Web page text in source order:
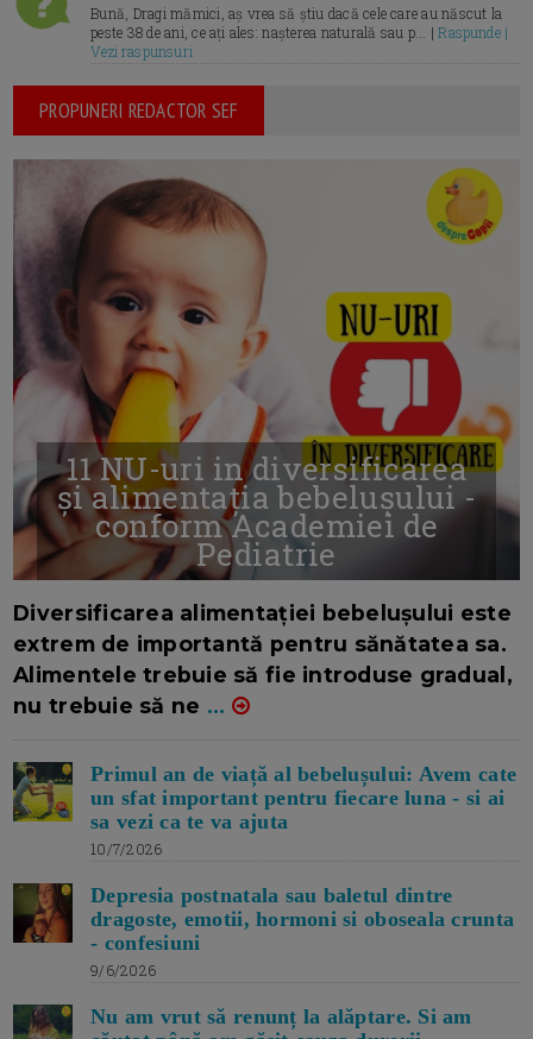
Bună, Dragi mămici, aș vrea să știu dacă cele care au născut la
peste 38 de ani, ce ați ales: nașterea naturală sau p... |Raspunde |
Vezi raspunsuri
PROPUNERI REDACTOR SEF
11 NU-uri in diversificarea
și alimentația bebelușului -
conform Academiei de
Pediatrie
Diversificarea alimentației bebelușului este
extrem de importantă pentru sănătatea sa.
Alimentele trebuie să fie introduse gradual,
nu trebuie să ne ...
Primul an de viață al bebelușului: Avem cate
un sfat important pentru fiecare luna - si ai
sa vezi ca te va ajuta
10/7/2026
Depresia postnatala sau baletul dintre
dragoste, emotii, hormoni si oboseala crunta
- confesiuni
9/6/2026
Nu am vrut să renunț la alăptare. Si am